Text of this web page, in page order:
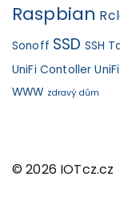
Raspbian
Sonoff SSD SSH
UniFi Contoller
WWW zdravý dům
© 2026 IOTcz.cz